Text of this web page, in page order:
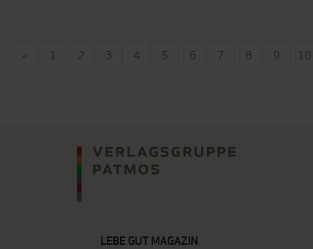
« 1 2 3 4 5 6 7 8 9 10
LEBE GUT MAGAZIN